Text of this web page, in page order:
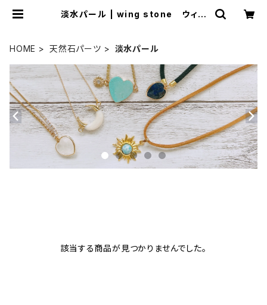
淡水パール | wing stone ウィン
HOME 天然石パーツ 淡水パール
該当する商品が見つかりませんでした。